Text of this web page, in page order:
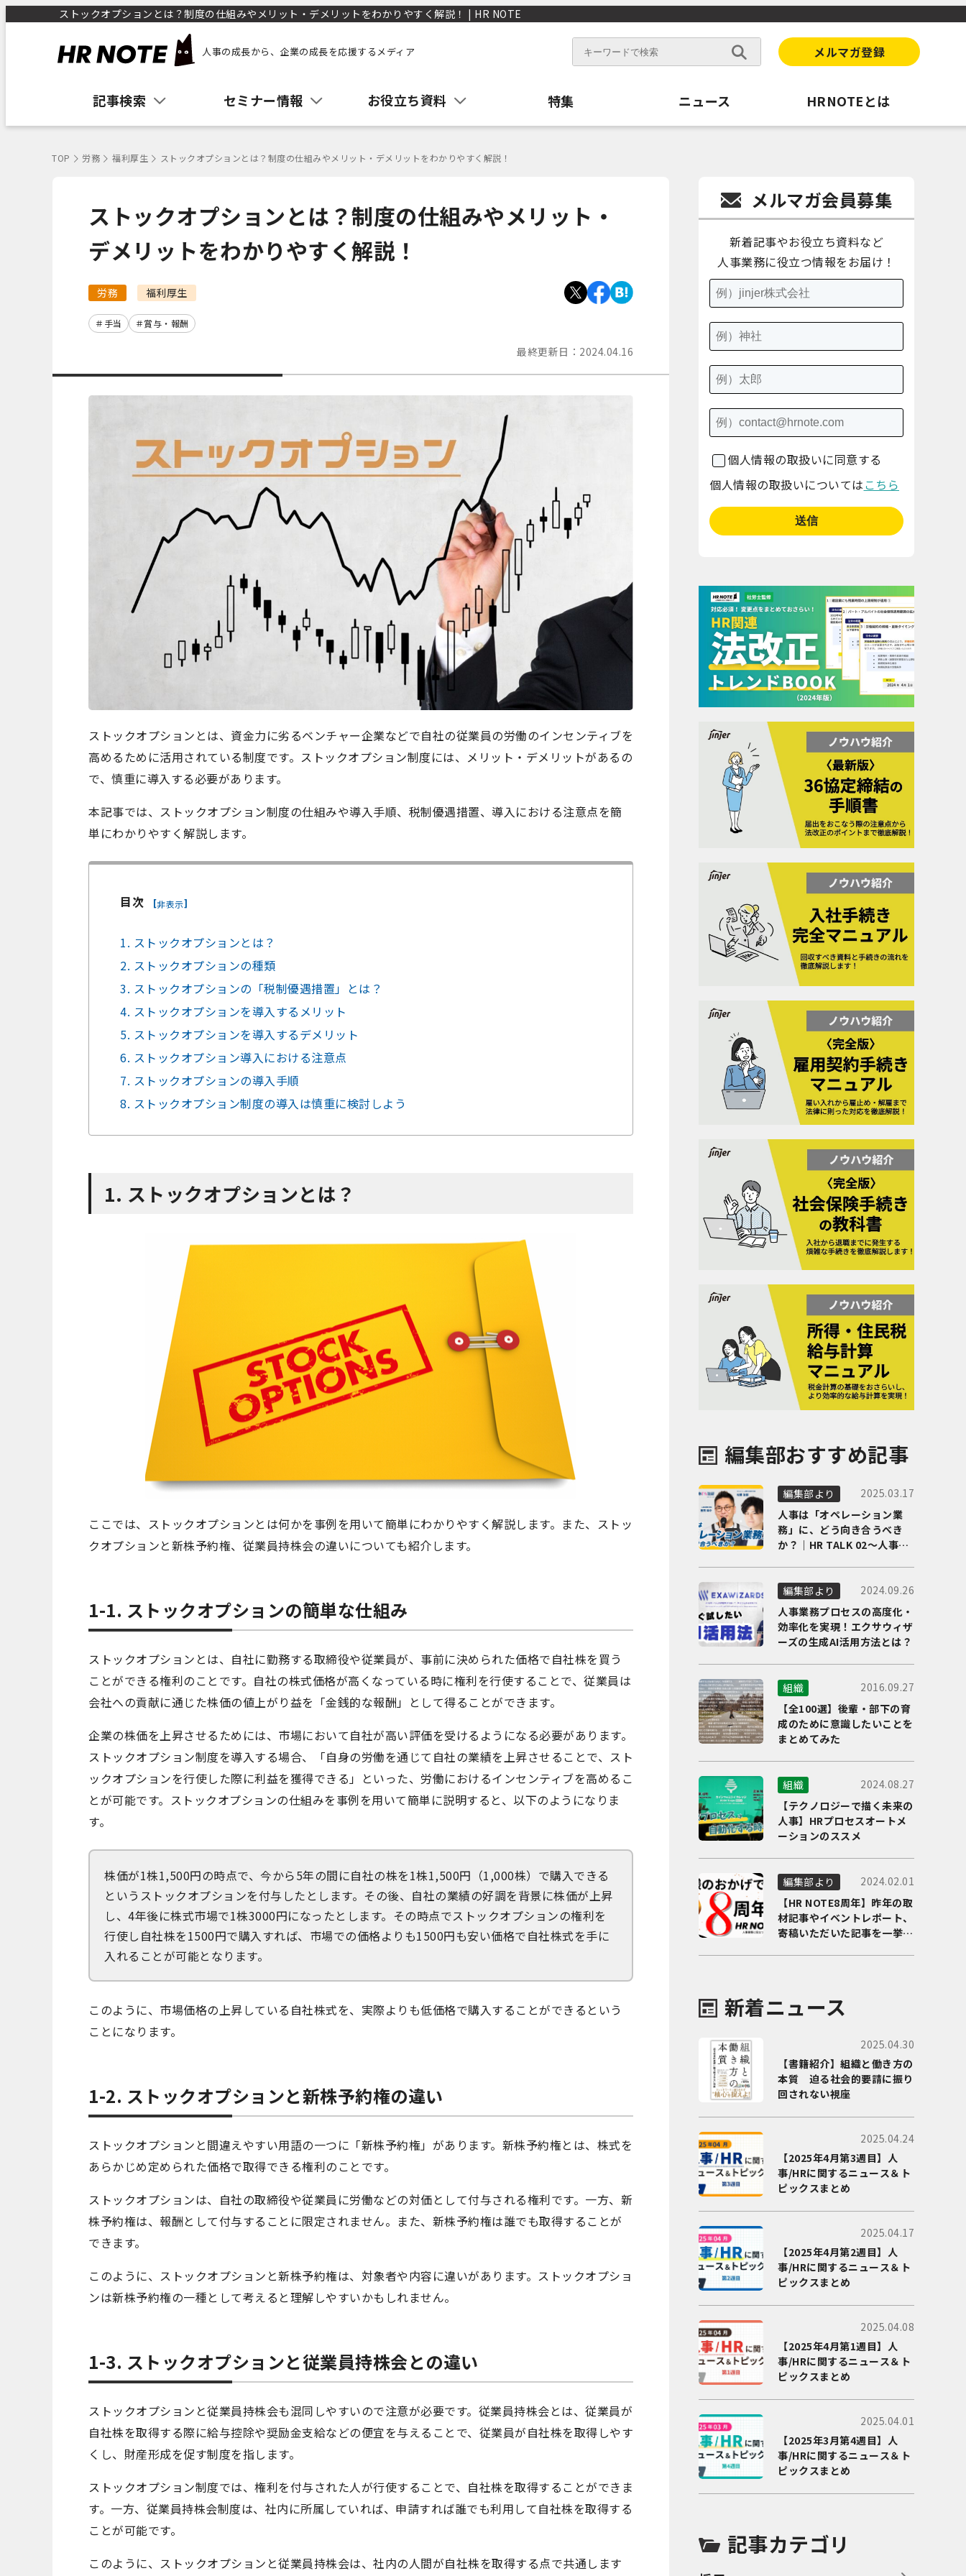
ストックオプションとは？制度の仕組みやメリット・デメリットをわかりやすく解説！ | HR NOTE
人事の成長から、企業の成長を応援するメディア メルマガ登録
記事検索 セミナー情報 お役立ち資料 特集 ニュース HRNOTEとは
TOP 労務 福利厚生 ストックオプションとは？制度の仕組みやメリット・デメリットをわかりやすく解説！
ストックオプションとは？制度の仕組みやメリット・
デメリットをわかりやすく解説！
労務 福利厚生
手当 賞与・報酬
最終更新日： 2024.04.16
ストックオプションとは、資金力に劣るベンチャー企業などで自社の従業員の労働のインセンティブを
高めるために活用されている制度です。ストックオプション制度には、メリット・デメリットがあるの
で、慎重に導入する必要があります。
本記事では、ストックオプション制度の仕組みや導入手順、税制優遇措置、導入における注意点を簡
単にわかりやすく解説します。
目次 [非表示]
1. ストックオプションとは？
2. ストックオプションの種類
3. ストックオプションの「税制優遇措置」とは？
4. ストックオプションを導入するメリット
5. ストックオプションを導入するデメリット
6. ストックオプション導入における注意点
7. ストックオプションの導入手順
8. ストックオプション制度の導入は慎重に検討しよう
1. ストックオプションとは？
ここでは、ストックオプションとは何かを事例を用いて簡単にわかりやすく解説します。また、ストッ
クオプションと新株予約権、従業員持株会の違いについても紹介します。
1-1. ストックオプションの簡単な仕組み
ストックオプションとは、自社に勤務する取締役や従業員が、事前に決められた価格で自社株を買う
ことができる権利のことです。自社の株式価格が高くなっている時に権利を行使することで、従業員は
会社への貢献に通じた株価の値上がり益を「金銭的な報酬」として得ることができます。
企業の株価を上昇させるためには、市場において自社が高い評価を受けるようになる必要があります。
ストックオプション制度を導入する場合、「自身の労働を通じて自社の業績を上昇させることで、スト
ックオプションを行使した際に利益を獲得できる」といった、労働におけるインセンティブを高めるこ
とが可能です。ストックオプションの仕組みを事例を用いて簡単に説明すると、以下のようになりま
す。
株価が1株1,500円の時点で、今から5年の間に自社の株を1株1,500円（1,000株）で購入できる
というストックオプションを付与したとします。その後、自社の業績の好調を背景に株価が上昇
し、4年後に株式市場で1株3000円になったとします。その時点でストックオプションの権利を
行使し自社株を1500円で購入すれば、市場での価格よりも1500円も安い価格で自社株式を手に
入れることが可能となります。
このように、市場価格の上昇している自社株式を、実際よりも低価格で購入することができるという
ことになります。
1-2. ストックオプションと新株予約権の違い
ストックオプションと間違えやすい用語の一つに「新株予約権」があります。新株予約権とは、株式を
あらかじめ定められた価格で取得できる権利のことです。
ストックオプションは、自社の取締役や従業員に労働などの対価として付与される権利です。一方、新
株予約権は、報酬として付与することに限定されません。また、新株予約権は誰でも取得することが
できます。
このように、ストックオプションと新株予約権は、対象者や内容に違いがあります。ストックオプショ
ンは新株予約権の一種として考えると理解しやすいかもしれません。
1-3. ストックオプションと従業員持株会との違い
ストックオプションと従業員持株会も混同しやすいので注意が必要です。従業員持株会とは、従業員が
自社株を取得する際に給与控除や奨励金支給などの便宜を与えることで、従業員が自社株を取得しやす
くし、財産形成を促す制度を指します。
ストックオプション制度では、権利を付与された人が行使することで、自社株を取得することができま
す。一方、従業員持株会制度は、社内に所属していれば、申請すれば誰でも利用して自社株を取得する
ことが可能です。
このように、ストックオプションと従業員持株会は、社内の人間が自社株を取得する点で共通します
メルマガ会員募集
新着記事やお役立ち資料など
人事業務に役立つ情報をお届け！
個人情報の取扱いに同意する
個人情報の取扱いについては こちら
編集部おすすめ記事
編集部より
2025.03.17
人事は「オペレーション業
務」に、どう向き合うべき
か？｜HR TALK 02～人事DX
編集部より
2024.09.26
人事業務プロセスの高度化・
効率化を実現！エクサウィザ
ーズの生成AI活用方法とは？
組織
2016.09.27
【全100選】後輩・部下の育
成のために意識したいことを
まとめてみた
組織
2024.08.27
【テクノロジーで描く未来の
人事】HRプロセスオートメ
ーションのススメ
編集部より
2024.02.01
【HR NOTE8周年】昨年の取
材記事やイベントレポート、
寄稿いただいた記事を一挙に
新着ニュース
2025.04.30
【書籍紹介】組織と働き方の
本質 迫る社会的要請に振り
回されない視座
2025.04.24
【2025年4月第3週目】人
事/HRに関するニュース＆ト
ピックスまとめ
2025.04.17
【2025年4月第2週目】人
事/HRに関するニュース＆ト
ピックスまとめ
2025.04.08
【2025年4月第1週目】人
事/HRに関するニュース＆ト
ピックスまとめ
2025.04.01
【2025年3月第4週目】人
事/HRに関するニュース＆ト
ピックスまとめ
記事カテゴリ